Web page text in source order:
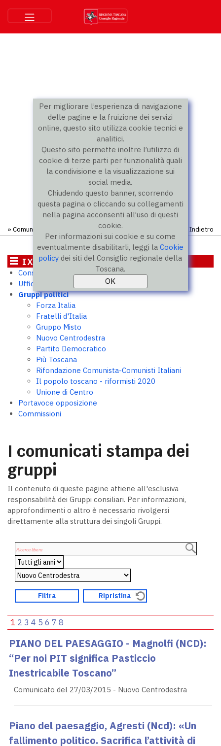
Per migliorare l’esperienza di navigazione
delle pagine e la fruizione dei servizi
online, questo sito utilizza cookie tecnici e
analitici.
Questo sito permette inoltre l’utilizzo di
cookie di terze parti per funzionalità quali
la condivisione e la visualizzazione sui
social media.
Chiudendo questo banner, scorrendo
questa pagina o cliccando su collegamenti
nella pagina acconsenti all’uso di questi
cookie.
Per informazioni sui cookie e su come
eventualmente disabilitarli, leggi laCookie
policy dei siti del Consiglio regionale della
Toscana.
» Comunicati Indietro
IX legislatura
Consiglieri
Ufficio di Presidenza
Gruppi politici
Forza Italia
Fratelli d'Italia
Gruppo Misto
Nuovo Centrodestra
Partito Democratico
Più Toscana
Rifondazione Comunista-Comunisti Italiani
Il popolo toscano - riformisti 2020
Unione di Centro
Portavoce opposizione
Commissioni
I comunicati stampa dei
gruppi
Il contenuto di queste pagine attiene all'esclusiva
responsabilità dei Gruppi consiliari. Per informazioni,
approfondimenti o altro è necessario rivolgersi
direttamente alla struttura dei singoli Gruppi.
1 2 3 4 5 6 7 8
PIANO DEL PAESAGGIO - Magnolfi (NCD):
“Per noi PIT significa Pasticcio
Inestricabile Toscano”
Comunicato del 27/03/2015 - Nuovo Centrodestra
Piano del paesaggio, Agresti (Ncd): «Un
fallimento politico. Sacrifica l’attività di